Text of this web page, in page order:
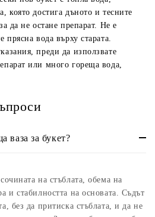
която достига дъното и тесните
да не остане препарат. Не е
прясна вода върху старата.
преди да използвате
или много гореща вода,
ваза за букет?
на стъблата, обема на
и стабилността на основата. Съдът
без да притиска стъблата, и да не